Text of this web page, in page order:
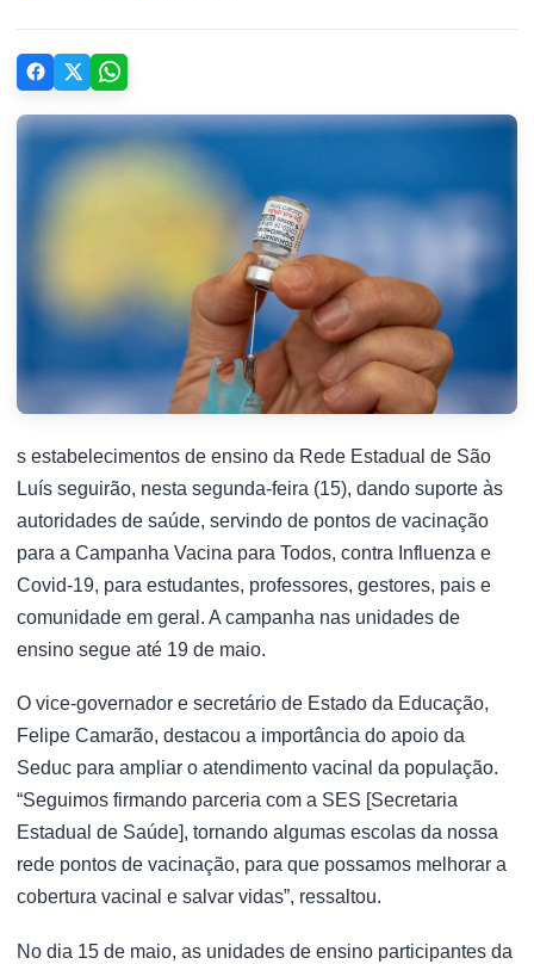
s estabelecimentos de ensino da Rede Estadual de São
Luís seguirão, nesta segunda-feira (15), dando suporte às
autoridades de saúde, servindo de pontos de vacinação
para a Campanha Vacina para Todos, contra Influenza e
Covid-19, para estudantes, professores, gestores, pais e
comunidade em geral. A campanha nas unidades de
ensino segue até 19 de maio.
O vice-governador e secretário de Estado da Educação,
Felipe Camarão, destacou a importância do apoio da
Seduc para ampliar o atendimento vacinal da população.
“Seguimos firmando parceria com a SES [Secretaria
Estadual de Saúde], tornando algumas escolas da nossa
rede pontos de vacinação, para que possamos melhorar a
cobertura vacinal e salvar vidas”, ressaltou.
No dia 15 de maio, as unidades de ensino participantes da